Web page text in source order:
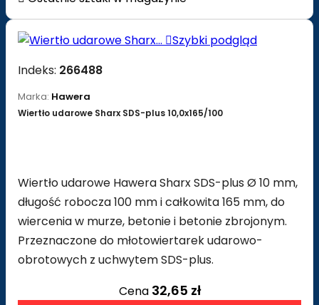
Szybki podgląd
Indeks: 266488
Marka: Hawera
Wiertło udarowe Sharx SDS-plus 10,0x165/100
Wiertło udarowe Hawera Sharx SDS-plus Ø 10 mm,
długość robocza 100 mm i całkowita 165 mm, do
wiercenia w murze, betonie i betonie zbrojonym.
Przeznaczone do młotowiertarek udarowo-
obrotowych z uchwytem SDS-plus.
Cena 32,65 zł